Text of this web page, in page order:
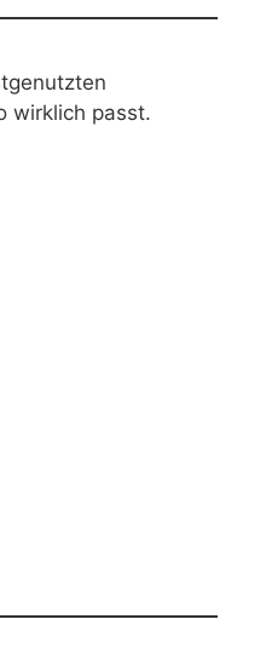
wirklich passt.